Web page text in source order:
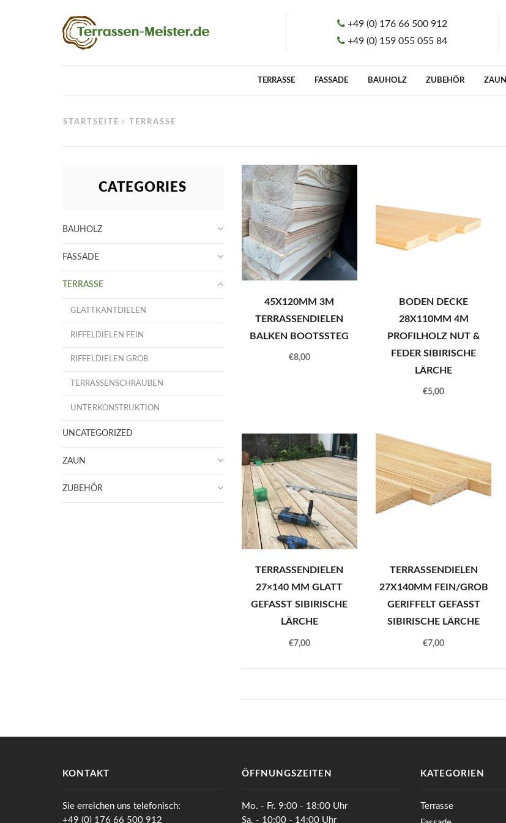
+49 (0) 176 66 500 912
+49 (0) 159 055 055 84
TERRASSE FASSADE BAUHOLZ ZUBEHÖR ZAUN
STARTSEITE TERRASSE
45X120MM 3M
TERRASSENDIELEN
BALKEN BOOTSSTEG
€8,00
BODEN DECKE
28X110MM 4M
PROFILHOLZ NUT &
FEDER SIBIRISCHE
LÄRCHE
€5,00
TERRASSENDIELEN
27×140 MM GLATT
GEFASST SIBIRISCHE
LÄRCHE
€7,00
TERRASSENDIELEN
27X140MM FEIN/GROB
GERIFFELT GEFASST
SIBIRISCHE LÄRCHE
€7,00
CATEGORIES
BAUHOLZ
FASSADE
TERRASSE
GLATTKANTDIELEN
RIFFELDIELEN FEIN
RIFFELDIELEN GROB
TERRASSENSCHRAUBEN
UNTERKONSTRUKTION
UNCATEGORIZED
ZAUN
ZUBEHÖR
KONTAKT
Sie erreichen uns telefonisch:
+49 (0) 176 66 500 912
ÖFFNUNGSZEITEN
Mo. - Fr. 9:00 - 18:00 Uhr
Sa. - 10:00 - 14:00 Uhr
KATEGORIEN
Terrasse